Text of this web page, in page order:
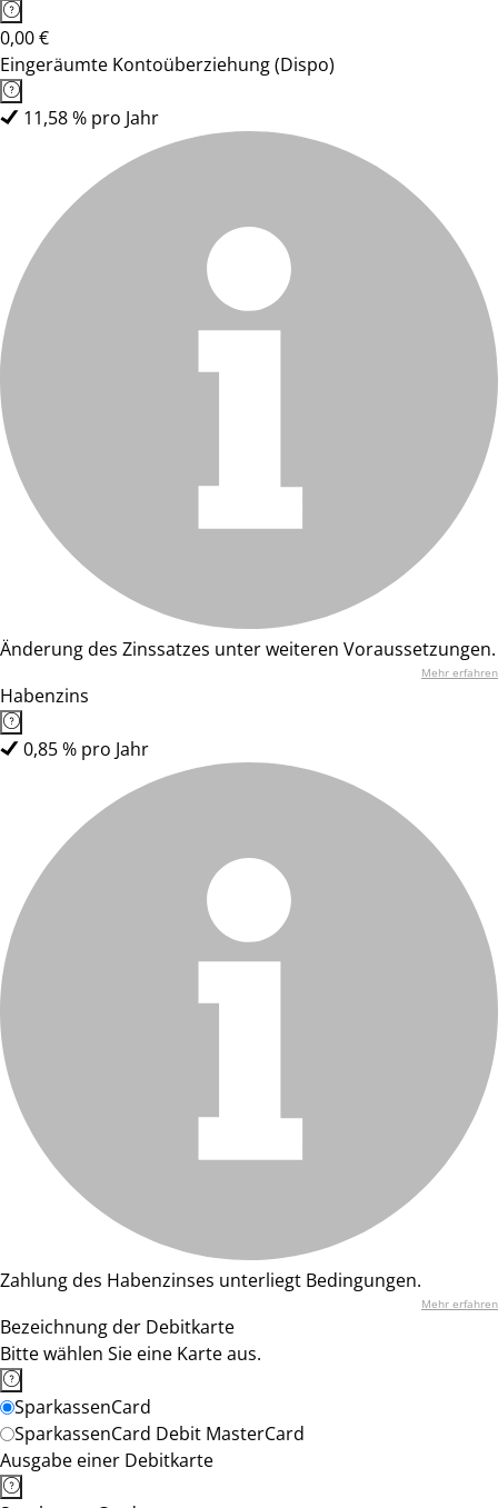
0,00 €
Eingeräumte Kontoüberziehung (Dispo)
11,58 % pro Jahr
Änderung des Zinssatzes unter weiteren Voraussetzungen.
Mehr erfahren
Habenzins
0,85 % pro Jahr
Zahlung des Habenzinses unterliegt Bedingungen.
Mehr erfahren
Bezeichnung der Debitkarte
Bitte wählen Sie eine Karte aus.
SparkassenCard
SparkassenCard Debit MasterCard
Ausgabe einer Debitkarte